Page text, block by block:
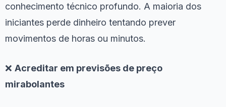
conhecimento técnico profundo. A maioria dos
iniciantes perde dinheiro tentando prever
movimentos de horas ou minutos.
❌ Acreditar em previsões de preço
mirabolantes